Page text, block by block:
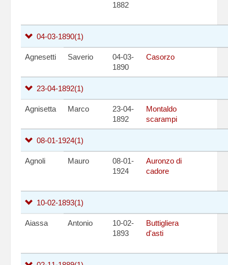
1882
04-03-1890(1)
Agnesetti Saverio
04-03-
1890
Casorzo
23-04-1892(1)
Agnisetta Marco
23-04-
1892
Montaldo
scarampi
08-01-1924(1)
Agnoli Mauro
08-01-
1924
Auronzo di
cadore
10-02-1893(1)
Aiassa Antonio
10-02-
1893
Buttigliera
d'asti